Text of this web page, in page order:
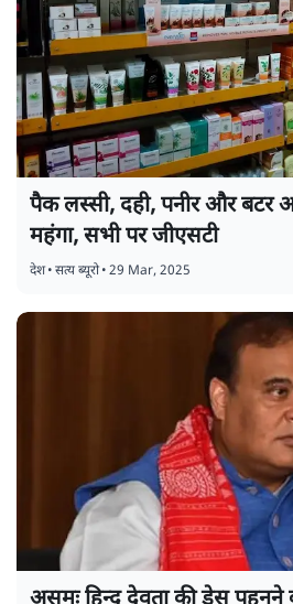
पैक लस्सी, दही, पनीर और बटर
महंगा, सभी पर जीएसटी
देश•सत्य ब्यूरो•29 Mar, 2025